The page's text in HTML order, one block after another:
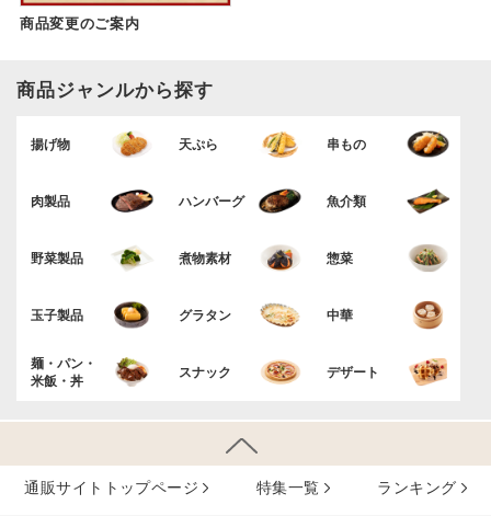
商品変更のご案内
商品ジャンルから探す
揚げ物 天ぷら 串もの
肉製品 ハンバーグ 魚介類
野菜製品 煮物素材 惣菜
玉子製品 グラタン 中華
麺・パン・
米飯・丼
スナック デザート
通販サイトトップページ 特集⼀覧 ランキング